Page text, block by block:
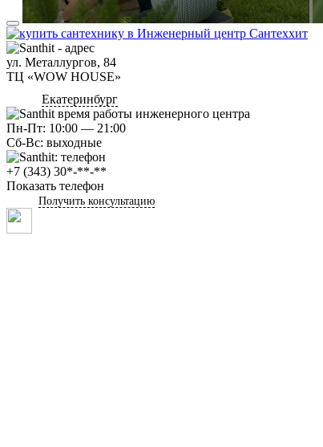
ул. Металлургов, 84
ТЦ «WOW HOUSE»
Екатеринбург
Пн-Пт: 10:00 — 21:00
Сб-Вс: выходные
+7 (343) 30*-**-**
Показать телефон
Получить консультацию